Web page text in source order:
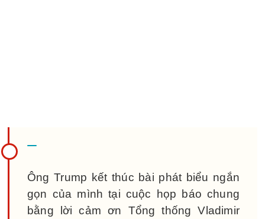
Ông Trump kết thúc bài phát biểu ngắn
gọn của mình tại cuộc họp báo chung
bằng lời cảm ơn Tổng thống Vladimir